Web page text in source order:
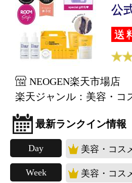
公
送
NEOGEN楽天市場店
楽天ジャンル：美容・コ
最新ランクイン情報
Day 美容・コス
Week 美容・コス